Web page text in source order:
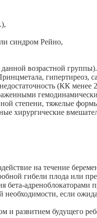
синдром Рейно,
возрастной группы).
гипертиреоз,
(КК
степени, тяжелые
хирургические
на течение
гибели плода или
адреноблокаторами
если
и развитием будущего